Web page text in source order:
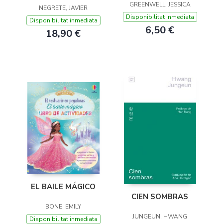
NEGRETE, JAVIER
Disponibilitat inmediata
18,90 €
GREENWELL, JESSICA
Disponibilitat inmediata
6,50 €
EL BAILE MÁGICO
BONE, EMILY
Disponibilitat inmediata
CIEN SOMBRAS
JUNGEUN, HWANG